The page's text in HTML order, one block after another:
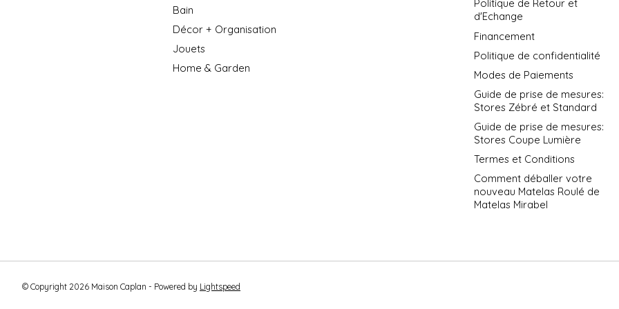
Bain
Décor + Organisation
Jouets
Home & Garden
Politique de Retour et
d'Echange
Financement
Politique de confidentialité
Modes de Paiements
Guide de prise de mesures:
Stores Zébré et Standard
Guide de prise de mesures:
Stores Coupe Lumière
Termes et Conditions
Comment déballer votre
nouveau Matelas Roulé de
Matelas Mirabel
© Copyright 2026 Maison Caplan - Powered by Lightspeed